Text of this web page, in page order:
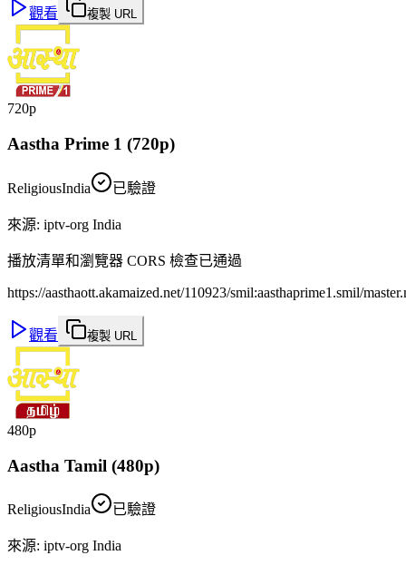
觀看 複製 URL
720p
Aastha Prime 1 (720p)
ReligiousIndia 已驗證
來源: iptv-org India
播放清單和瀏覽器 CORS 檢查已通過
https://aasthaott.akamaized.net/110923/smil:aasthaprime1.smil/
觀看 複製 URL
480p
Aastha Tamil (480p)
ReligiousIndia 已驗證
來源: iptv-org India